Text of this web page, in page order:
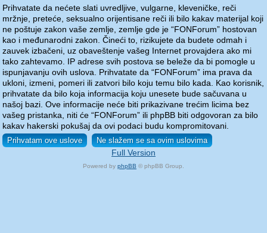
Prihvatate da nećete slati uvredljive, vulgarne, kleveničke, reči
mržnje, preteće, seksualno orijentisane reči ili bilo kakav materijal koji
ne poštuje zakon vaše zemlje, zemlje gde je “FONForum” hostovan
kao i međunarodni zakon. Čineći to, rizikujete da budete odmah i
zauvek izbačeni, uz obaveštenje vašeg Internet provajdera ako mi
tako zahtevamo. IP adrese svih postova se beleže da bi pomogle u
ispunjavanju ovih uslova. Prihvatate da “FONForum” ima prava da
ukloni, izmeni, pomeri ili zatvori bilo koju temu bilo kada. Kao korisnik,
prihvatate da bilo koja informacija koju unesete bude sačuvana u
našoj bazi. Ove informacije neće biti prikazivane trećim licima bez
vašeg pristanka, niti će “FONForum” ili phpBB biti odgovoran za bilo
kakav hakerski pokušaj da ovi podaci budu kompromitovani.
Full Version
Powered by phpBB © phpBB Group.